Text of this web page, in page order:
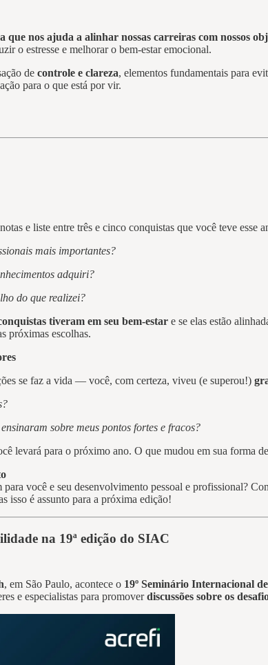
que nos ajuda a alinhar nossas carreiras com nossos
o estresse e melhorar o bem-estar emocional.
de controle e clareza, elementos fundamentais para
para o que está por vir.
e liste entre três e cinco conquistas que você teve esse
mais importantes?
adquiri?
do que realizei?
tiveram em seu bem-estar e se elas estão
próximas escolhas.
se faz a vida — você, com certeza, viveu (e superou!)
sobre meus pontos fortes e fracos?
levará para o próximo ano. O que mudou em sua forma
você e seu desenvolvimento pessoal e profissional?
isso é assunto para a próxima edição!
na 19ª edição do SIAC
, em São Paulo, acontece o 19º Seminário Internacional
e especialistas para promoverdiscussões sobre os